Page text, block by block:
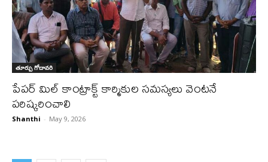
తూర్పు గోదావరి
పేపర్ మిల్ కాంట్రాక్ట్ కార్మికుల సమస్యలు వెంటనే
పరిష్కరించాలి
Shanthi - May 9, 2026